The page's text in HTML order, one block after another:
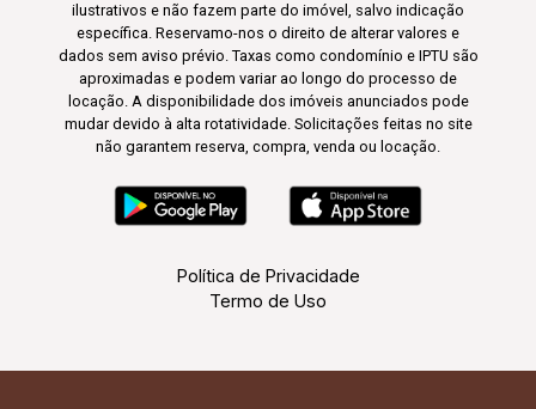
ilustrativos e não fazem parte do imóvel, salvo indicação
específica. Reservamo-nos o direito de alterar valores e
dados sem aviso prévio. Taxas como condomínio e IPTU são
aproximadas e podem variar ao longo do processo de
locação. A disponibilidade dos imóveis anunciados pode
mudar devido à alta rotatividade. Solicitações feitas no site
não garantem reserva, compra, venda ou locação.
Política de Privacidade
Termo de Uso